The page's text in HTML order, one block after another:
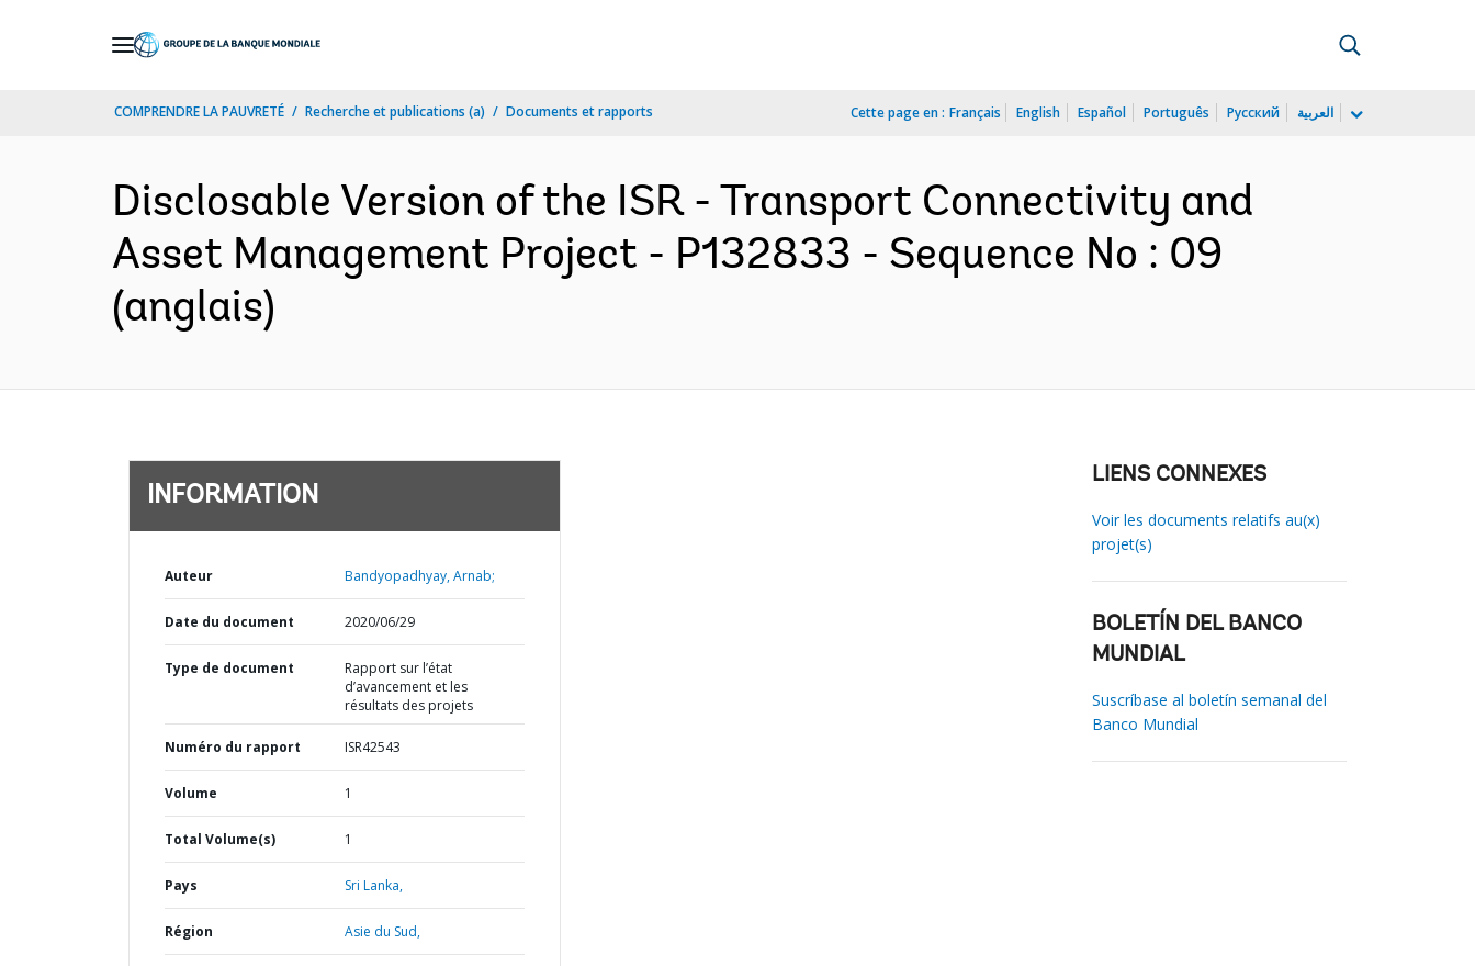
COMPRENDRE LA PAUVRETÉ Recherche et publications (a) Documents et rapports Cette page en : Français English Español Português Русский العربية
Disclosable Version of the ISR - Transport Connectivity and
Asset Management Project - P132833 - Sequence No : 09
(anglais)
INFORMATION
Auteur Bandyopadhyay, Arnab;
Date du document 2020/06/29
Type de document
Rapport sur l’état
d’avancement et les
résultats des projets
Numéro du rapport ISR42543
Volume 1
Total Volume(s) 1
Pays Sri Lanka,
Région Asie du Sud,
LIENS CONNEXES
Voir les documents relatifs au(x)
projet(s)
BOLETÍN DEL BANCO
MUNDIAL
Suscríbase al boletín semanal del
Banco Mundial